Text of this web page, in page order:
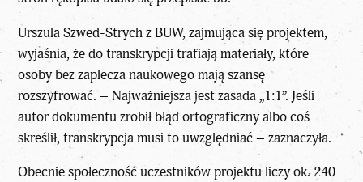
Urszula Szwed-Strych z BUW, zajmująca się projektem,
wyjaśnia, że do transkrypcji trafiają materiały, które
osoby bez zaplecza naukowego mają szansę
rozszyfrować. – Najważniejsza jest zasada „1:1”. Jeśli
autor dokumentu zrobił błąd ortograficzny albo coś
skreślił, transkrypcja musi to uwzględniać – zaznaczyła.
Obecniespołeczność uczestnikówprojektu liczy ok. 240